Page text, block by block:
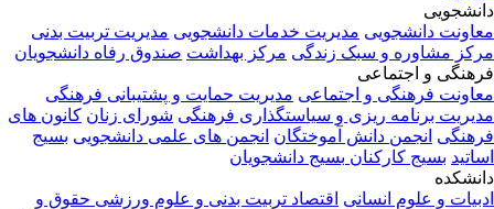
دانشجویی
معاونت دانشجویی مدیریت خدمات دانشجویی مدیریت تربیت بدنی
مرکز مشاوره و سبک زندگی مرکز بهداشت صندوق رفاه دانشجویان
فرهنگی و اجتماعی
معاونت فرهنگی و اجتماعی مدیریت حمایت و پشتیبانی فرهنگی
مدیریت برنامه ریزی و سیاستگذاری فرهنگی شورای زنان کانون های
فرهنگی انجمن دانش آموختگان انجمن های علمی دانشجویی بسیج
اساتید بسیج کارکنان بسیج دانشجویان
دانشکده
ادبیات و علوم انسانی اقتصاد تربیت بدنی و علوم ورزشی حقوق و